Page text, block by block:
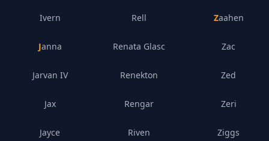
Ivern
Janna
Jarvan IV
Jax
Jayce
Rell
Renata Glasc
Renekton
Rengar
Riven
Zaahen
Zac
Zed
Zeri
Ziggs